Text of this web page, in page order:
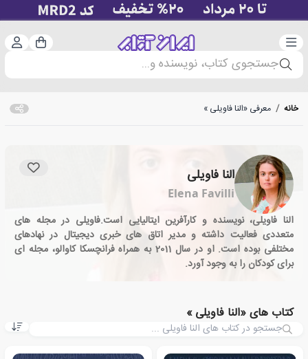
دسته‌بندی سبد
جستجوی کتاب، نویسنده و...
خانه / معرفی «النا فاویلی »
النا فاویلی
Elena Favilli
النا فاویلی، نویسنده و کارآفرین ایتالیایی است.فاویلی در مجله های
متعددی فعالیت داشته و مدیر اتاق های خبری دیجیتال در نهادهای
مختلفی بوده است. او در سال 2011 به همراه فرانچسکا کاوالو، مجله ای
برای کودکان را به وجود آورد.
کتاب های «النا فاویلی »